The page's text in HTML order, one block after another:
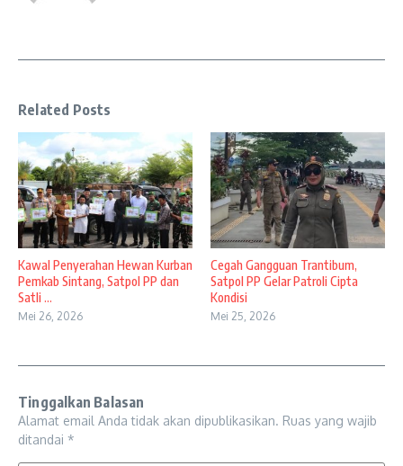
Related Posts
Kawal Penyerahan Hewan Kurban
Pemkab Sintang, Satpol PP dan
Satli ...
Mei 26, 2026
Cegah Gangguan Trantibum,
Satpol PP Gelar Patroli Cipta
Kondisi
Mei 25, 2026
Tinggalkan Balasan
Alamat email Anda tidak akan dipublikasikan. Ruas yang wajib
ditandai *